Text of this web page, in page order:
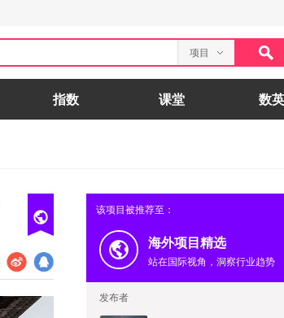
项目
指数 课堂 数
该项目被推荐至：
海外项目精选
站在国际视角，洞察行业趋势
发布者